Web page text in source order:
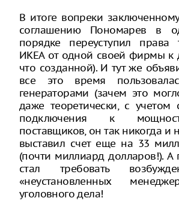
В итоге вопреки
соглашению Пономарев в
порядке переуступил права
ИКЕА от одной своей фирмы к
что созданной). И тут же
все это время
генераторами (зачем это
даже теоретически, с учетом
подключения к
поставщиков, он так никогда и
выставил счет еще на 33
(почти миллиард долларов!). А
стал требовать
«неустановленных
уголовного дела!